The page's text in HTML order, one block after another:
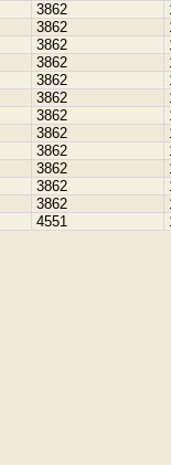
3862
3862
3862
3862
3862
3862
3862
3862
3862
3862
3862
3862
4551